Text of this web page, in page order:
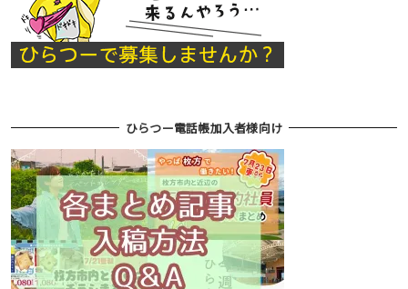
ひらつー電話帳加入者様向け